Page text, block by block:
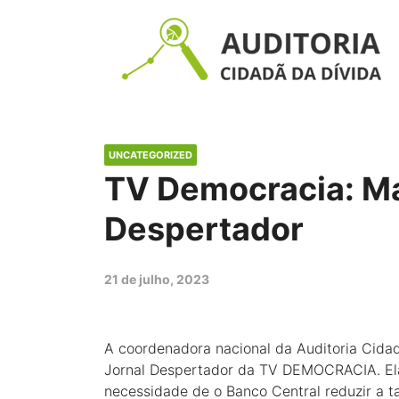
UNCATEGORIZED
TV Democracia:
Despertador
21 de julho, 2023
A coordenadora nacional da Auditoria
Jornal Despertador da TV DEMOCRACIA.
necessidade de o Banco Central reduzir a